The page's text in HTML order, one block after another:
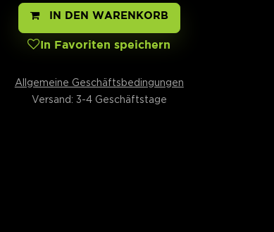
IN DEN WARENKORB
In Favoriten speichern
Allgemeine Geschäftsbedingungen
Versand: 3-4 Geschäftstage